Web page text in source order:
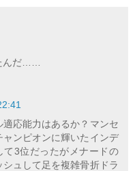
んだ……
応能力はあるか？マンセ
ンピオンに輝いたインデ
て3位だったがメナードの
ュして足を複雑骨折ドラ